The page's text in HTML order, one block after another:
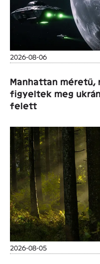
2026-08-06
Manhattan
figyeltek meg
felett
2026-08-05